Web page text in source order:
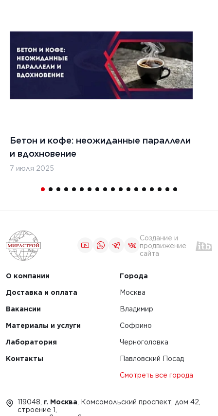
Бетон и кофе: неожиданные параллели
и вдохновение
7 июля 2025
Создание и
продвижение
сайта
О компании
Доставка и оплата
Вакансии
Материалы и услуги
Лаборатория
Контакты
Города
Москва
Владимир
Софрино
Черноголовка
Павловский Посад
Смотреть все города
119048, г. Москва , Комсомольский проспект, дом 42,
строение 1,